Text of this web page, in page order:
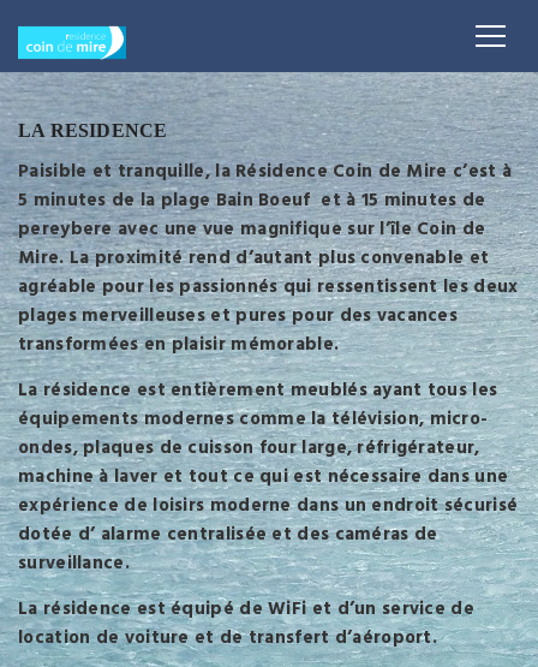
LA RESIDENCE
Paisible et tranquille, la Résidence Coin de Mire c’est à
5 minutes de la plage Bain Boeuf et à 15 minutes de
pereybere avec une vue magnifique sur l’île Coin de
Mire. La proximité rend d’autant plus convenable et
agréable pour les passionnés qui ressentissent les deux
plages merveilleuses et pures pour des vacances
transformées en plaisir mémorable.
La résidence est entièrement meublés ayant tous les
équipements modernes comme la télévision, micro-
ondes, plaques de cuisson four large, réfrigérateur,
machine à laver et tout ce qui est nécessaire dans une
expérience de loisirs moderne dans un endroit sécurisé
dotée d’ alarme centralisée et des caméras de
surveillance.
La résidence est équipé de WiFi et d’un service de
location de voiture et de transfert d’aéroport.